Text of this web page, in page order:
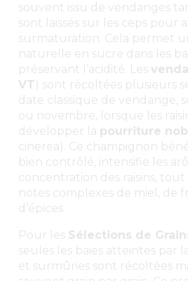
souvent issu de vendanges
sont laissés sur les ceps pour
surmaturation. Cela permet
naturelle en sucre dans les
préservant l’acidité. Les
VT ) sont récoltées plusieurs
date classique de vendange,
ou novembre, lorsque les
développer la pourriture
cinerea). Ce champignon
bien contrôlé, intensifie les
concentration des raisins,
notes complexes de miel, de
d’épices.
Pour les Sélections de
seules les baies atteintes par
et surmûries sont récoltées